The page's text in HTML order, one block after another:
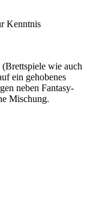
Kenntnis
wie auch
ein gehobenes
neben Fantasy-
Mischung.